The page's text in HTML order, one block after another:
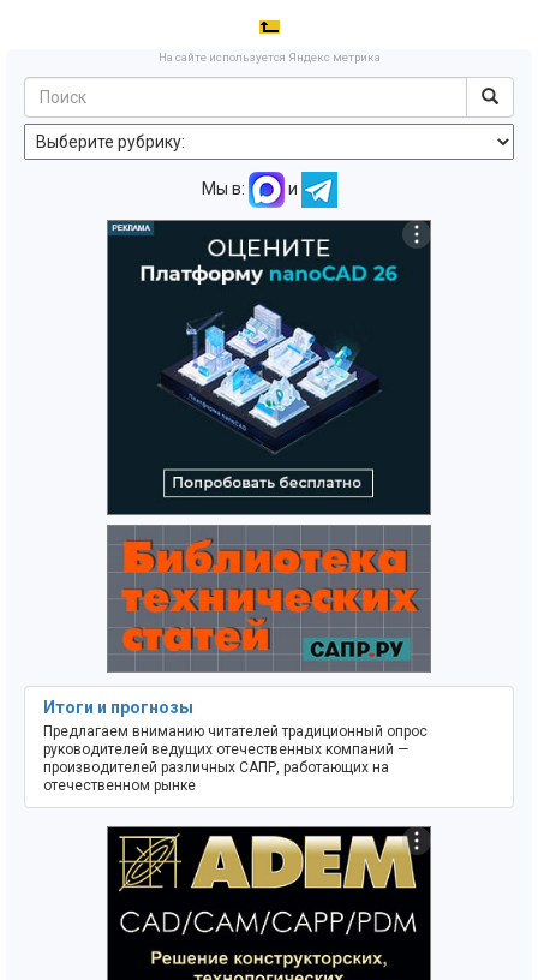
На сайте используется Яндекс метрика
Мы в: и
Итоги и прогнозы
Предлагаем вниманию читателей традиционный опрос
руководителей ведущих отечественных компаний —
производителей различных САПР, работающих на
отечественном рынке